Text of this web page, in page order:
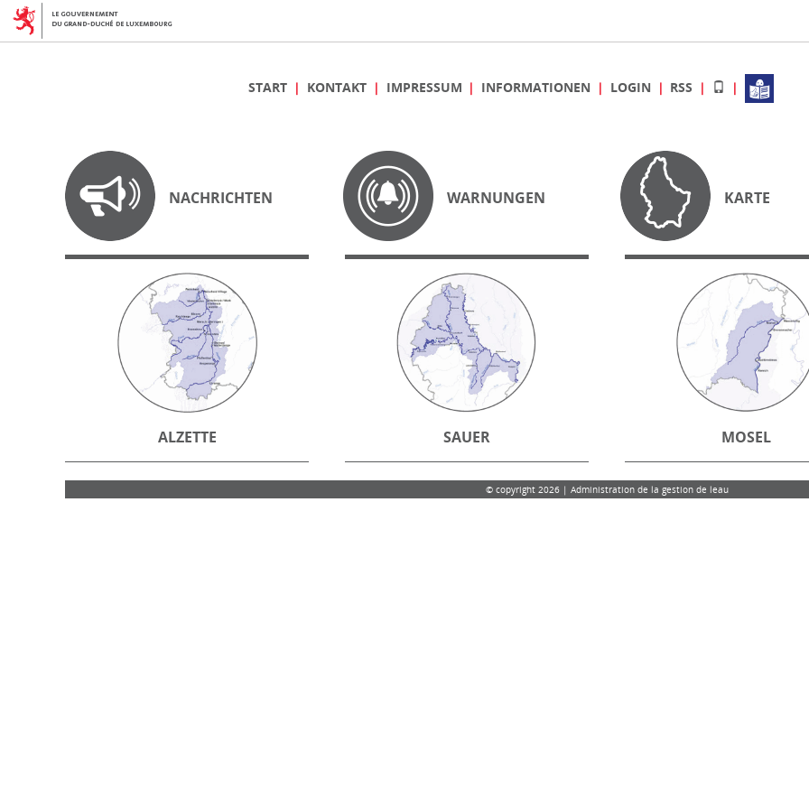
START KONTAKT IMPRESSUM INFORMATIONEN LOGIN RSS
NACHRICHTEN WARNUNGEN KARTE
ALZETTE SAUER MOSEL
© copyright 2026 | Administration de la gestion de leau